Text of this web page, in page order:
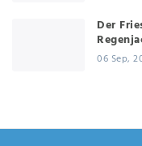
Der
06 Sep,